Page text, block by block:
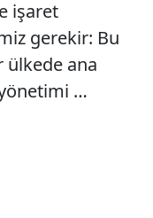
işaret
gerekir: Bu
ana
…